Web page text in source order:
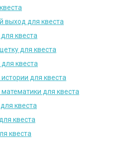
выход для квеста
квеста
для квеста
квеста
для квеста
для квеста
квеста
квеста
квеста